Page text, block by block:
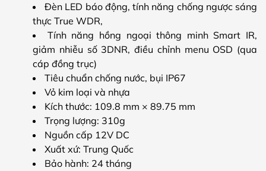
Đèn LED báo động, tính năng chống ngược sáng
thực True WDR,
Tính năng hồng ngoại thông minh Smart IR,
giảm nhiễu số 3DNR, điều chỉnh menu OSD (qua
cáp đồng trục)
Tiêu chuẩn chống nước, bụi IP67
Vỏ kim loại và nhựa
Kích thước: 109.8 mm × 89.75 mm
Trọng lượng: 310g
Nguồn cấp 12V DC
Xuất xứ: Trung Quốc
Bảo hành: 24 tháng